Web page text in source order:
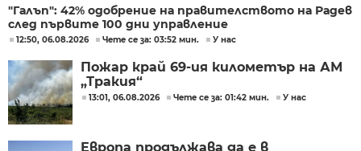
"Галъп": 42% одобрение на правителството на Радев
след първите 100 дни управление
12:50, 06.08.2026 Чете се за: 03:52 мин. У нас
Пожар край 69-ия километър на АМ
„Тракия“
13:01, 06.08.2026 Чете се за: 01:42 мин. У нас
Европа продължава да е в